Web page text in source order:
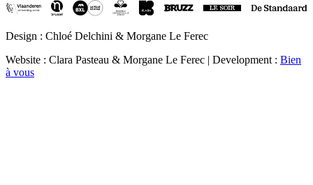
Design : Chloé Delchini & Morgane Le Ferec
Website : Clara Pasteau & Morgane Le Ferec | Development : Bien
à vous